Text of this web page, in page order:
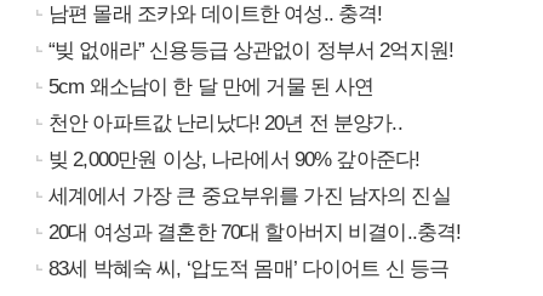
남편 몰래 조카와 데이트한 여성.. 충격!
“빚 없애라” 신용등급 상관없이 정부서 2억지원!
5cm 왜소남이 한 달 만에 거물 된 사연
천안 아파트값 난리났다! 20년 전 분양가..
빚 2,000만원 이상, 나라에서 90% 갚아준다!
세계에서 가장 큰 중요부위를 가진 남자의 진실
20대 여성과 결혼한 70대 할아버지 비결이..충격!
83세 박혜숙 씨, ‘압도적 몸매’ 다이어트 신 등극